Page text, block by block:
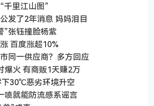
千里江山图”
发了2年消息 妈妈泪目
”张钰撞脸杨紫
百度涨超10%
同一供应商？多方回应
爆火 有商贩1天赚2万
30℃恶劣环境升空
喷就能防流感系谣言